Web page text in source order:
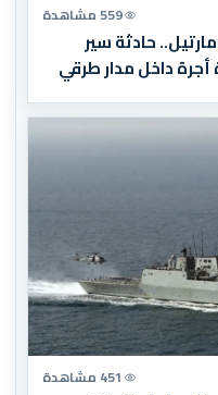
559 مشاهدة
حادثة سير
داخل مدار طرقي
451 مشاهدة